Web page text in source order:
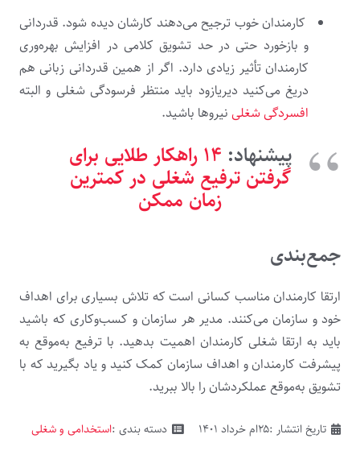
کارمندان خوب ترجیح می‌دهند کارشان دیده شود. قدردانی
و بازخورد حتی در حد تشویق کلامی در افزایش بهره‌وری
کارمندان تأثیر زیادی دارد. اگر از همین قدردانی زبانی هم
دریغ می‌کنید دیریازود باید منتظر فرسودگی شغلی و البته
افسردگی شغلی نیروها باشید.
پیشنهاد: ۱۴ راهکار طلایی برای
گرفتن ترفیع شغلی در کمترین
زمان ممکن
جمع‌بندی
ارتقا کارمندان مناسب کسانی است که تلاش بسیاری برای اهداف
خود و سازمان می‌کنند. مدیر هر سازمان و کسب‌وکاری که باشید
باید به ارتقا شغلی کارمندان اهمیت بدهید. با ترفیع به‌موقع به
پیشرفت کارمندان و اهداف سازمان کمک کنید و یاد بگیرید که با
تشویق به‌موقع عملکردشان را بالا ببرید.
تاریخ انتشار :۲۵ام خرداد ۱۴۰۱ دسته بندی :استخدامی و شغلی